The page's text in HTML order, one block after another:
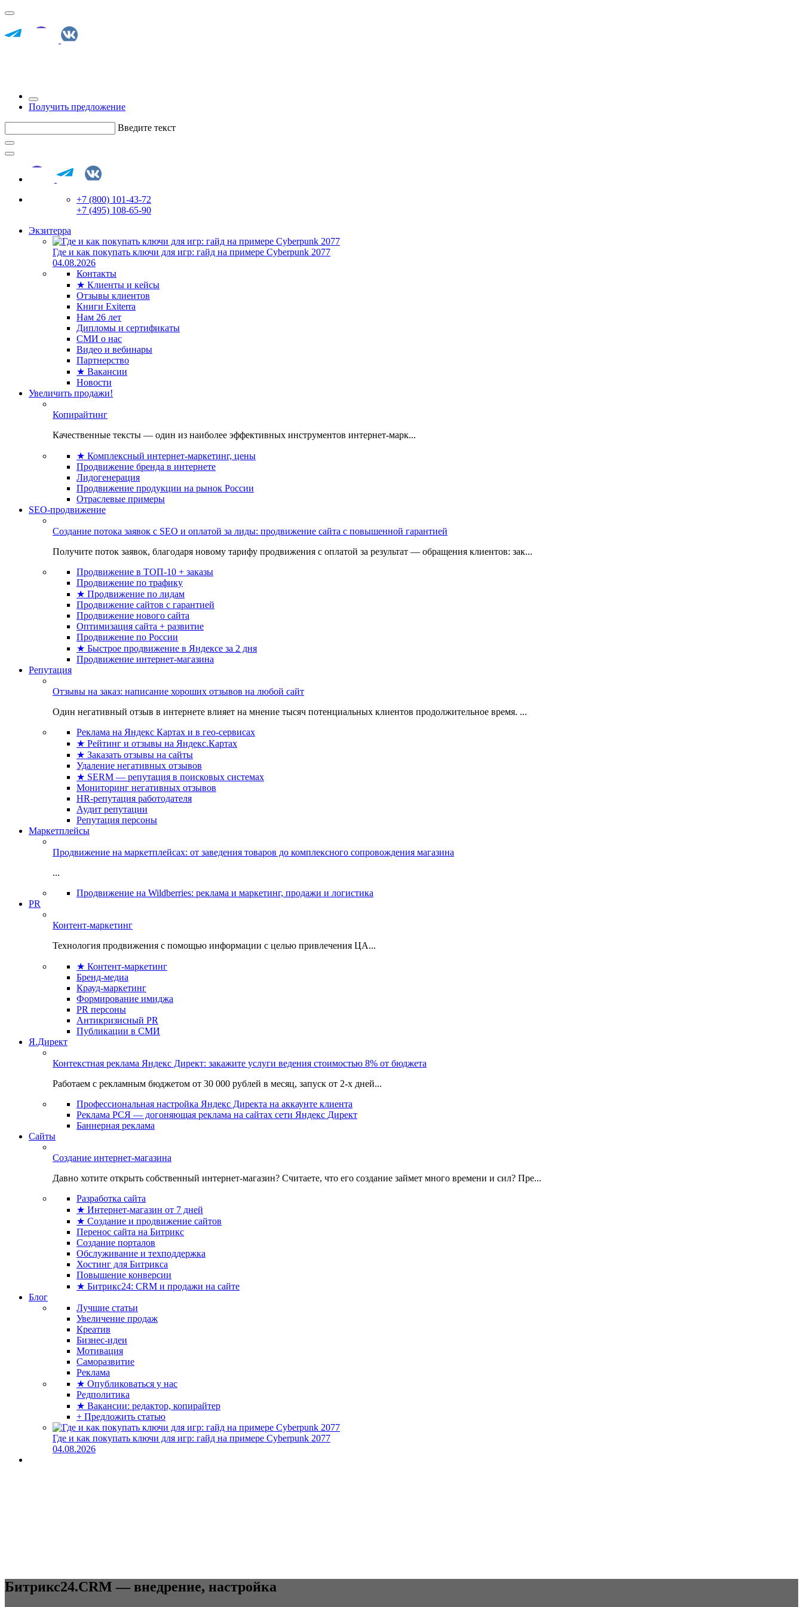
Получить предложение
Введите текст
+7 (800) 101-43-72
+7 (495) 108-65-90
Экзитерра
Где и как покупать ключи для игр: гайд на примере Cyberpunk 2077
04.08.2026
Контакты
★ Клиенты и кейсы
Отзывы клиентов
Книги Exiterra
Нам 26 лет
Дипломы и сертификаты
СМИ о нас
Видео и вебинары
Партнерство
★ Вакансии
Новости
Увеличить продажи!
Копирайтинг
Качественные тексты — один из наиболее эффективных инструментов интернет-марк...
★ Комплексный интернет-маркетинг, цены
Продвижение бренда в интернете
Лидогенерация
Продвижение продукции на рынок России
Отраслевые примеры
SEO-продвижение
Создание потока заявок с SEO и оплатой за лиды: продвижение сайта с повышенной гарантией
Получите поток заявок, благодаря новому тарифу продвижения с оплатой за результат — обращения клиентов: зак...
Продвижение в ТОП-10 + заказы
Продвижение по трафику
★ Продвижение по лидам
Продвижение сайтов с гарантией
Продвижение нового сайта
Оптимизация сайта + развитие
Продвижение по России
★ Быстрое продвижение в Яндексе за 2 дня
Продвижение интернет-магазина
Репутация
Отзывы на заказ: написание хороших отзывов на любой сайт
Один негативный отзыв в интернете влияет на мнение тысяч потенциальных клиентов продолжительное время. ...
Реклама на Яндекс Картах и в гео-сервисах
★ Рейтинг и отзывы на Яндекс.Картах
★ Заказать отзывы на сайты
Удаление негативных отзывов
★ SERM — репутация в поисковых системах
Мониторинг негативных отзывов
HR-репутация работодателя
Аудит репутации
Репутация персоны
Маркетплейсы
Продвижение на маркетплейсах: от заведения товаров до комплексного сопровождения магазина
...
Продвижение на Wildberries: реклама и маркетинг, продажи и логистика
PR
Контент-маркетинг
Технология продвижения с помощью информации с целью привлечения ЦА...
★ Контент-маркетинг
Бренд-медиа
Крауд-маркетинг
Формирование имиджа
PR персоны
Антикризисный PR
Публикации в СМИ
Я.Директ
Контекстная реклама Яндекс Директ: закажите услуги ведения стоимостью 8% от бюджета
Работаем с рекламным бюджетом от 30 000 рублей в месяц, запуск от 2-х дней...
Профессиональная настройка Яндекс Директа на аккаунте клиента
Реклама РСЯ — догоняющая реклама на сайтах сети Яндекс Директ
Баннерная реклама
Сайты
Создание интернет-магазина
Давно хотите открыть собственный интернет-магазин? Считаете, что его создание займет много времени и сил? Пре...
Разработка сайта
★ Интернет-магазин от 7 дней
★ Создание и продвижение сайтов
Перенос сайта на Битрикс
Создание порталов
Обслуживание и техподдержка
Хостинг для Битрикса
Повышение конверсии
★ Битрикс24: CRM и продажи на сайте
Блог
Лучшие статьи
Увеличение продаж
Креатив
Бизнес-идеи
Мотивация
Саморазвитие
Реклама
★ Опубликоваться у нас
Редполитика
★ Вакансии: редактор, копирайтер
+ Предложить статью
Где и как покупать ключи для игр: гайд на примере Cyberpunk 2077
04.08.2026
Битрикс24.CRM — внедрение, настройка